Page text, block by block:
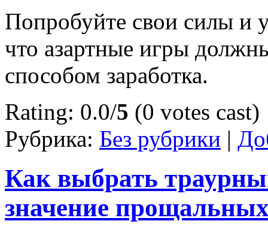
Попробуйте свои силы и
что азартные игры
способом заработка.
Rating: 0.0/5 (0 votes cast)
Рубрика: Без рубрики |
Как выбрать
значение